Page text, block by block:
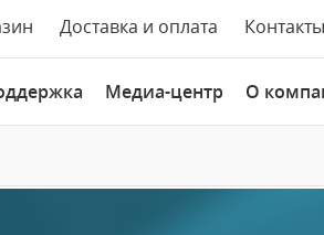
Доставка и оплата Контакты
Медиа-центр О